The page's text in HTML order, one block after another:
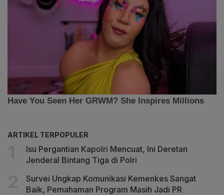
ARTIKEL TERPOPULER
Isu Pergantian Kapolri Mencuat, Ini Deretan
Jenderal Bintang Tiga di Polri
Survei Ungkap Komunikasi Kemenkes Sangat
Baik, Pemahaman Program Masih Jadi PR